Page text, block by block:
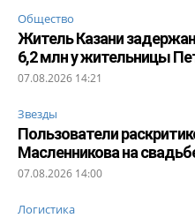
Общество
Житель Казани
6,2 млн у жительницы
07.08.2026 14:21
Звезды
Пользователи
Масленникова на
07.08.2026 14:00
Логистика